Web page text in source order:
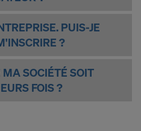
PUIS-JE
?
SOCIÉTÉ SOIT
FOIS ?
des autorités
sont en particulier
de protocole Internet »).